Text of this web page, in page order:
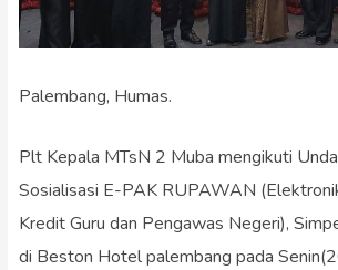
Palembang, Humas.
Plt Kepala MTsN 2 Muba mengikuti
Sosialisasi E-PAK RUPAWAN
Kredit Guru dan Pengawas Negeri),
di Beston Hotel palembang pada